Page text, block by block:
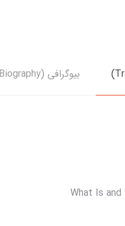
بیوگرافی (Biography)